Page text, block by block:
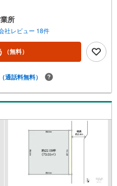
す。事前にご予約頂きましたら営
応いたします。＼本物件の他に
/不動産業者間で不動産情報が共
市全域や、その他隣接エリアで
【ウィル不動産販売 久屋大通営業
」駅7A出口から徒歩1分、名城線
間 10:00～19:00（定休日無し） 上
を見学される場合は「室内・現地
ンよりご希望の日時をご記入い
案内が可能です。
所
社レビュー 18件
（無料）
（通話料無料）